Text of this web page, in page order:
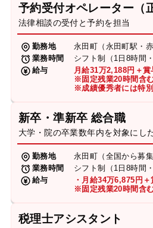
予約受付オペレーター（
法律相談の受付と予約を担当
勤務地
永田町（永田町駅・
業務時間
シフト制（1日8時間
給与
月給31万2,188円＋賞
※固定残業20時間含
※成績優秀者には特
新卒・準新卒 総合職
大学・院の卒業数年内を対象にし
勤務地
永田町（全国から募集
業務時間
シフト制（1日8時間
給与
・月給34万6,875円＋
※固定残業20時間含
税理士アシスタント